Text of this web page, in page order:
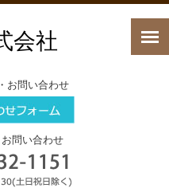
会社
お問い合わせ
問い合わせ